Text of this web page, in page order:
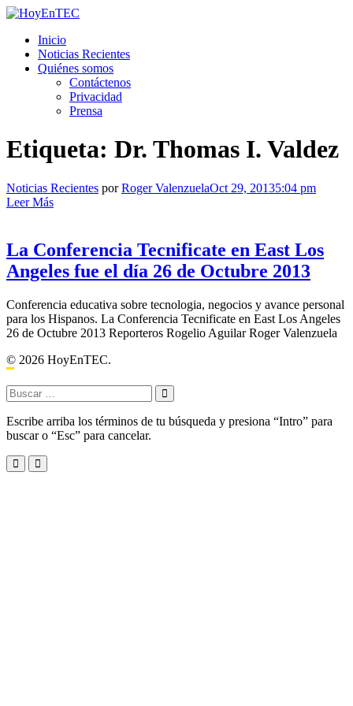
Saltar
contenido.
Inicio
Noticias Recientes
Quiénes somos
Contáctenos
Privacidad
Prensa
Etiqueta: Dr. Thomas I. Valdez
Noticias Recientes porRoger ValenzuelaOct 29, 20135:04 pm
Leer Más
La Conferencia Tecnificate en East Los
Angeles fue el día 26 de Octubre 2013
Conferencia educativa sobre tecnologia, negocios y avance personal
para los Hispanos. La Conferencia Tecnificate en East Los Angeles
26 de Octubre 2013 Reporteros Rogelio Aguilar Roger Valenzuela
© 2026 HoyEnTEC.
Buscar:
Escribe arriba los términos de tu búsqueda y presiona “Intro” para
buscar o “Esc” para cancelar.
Menu